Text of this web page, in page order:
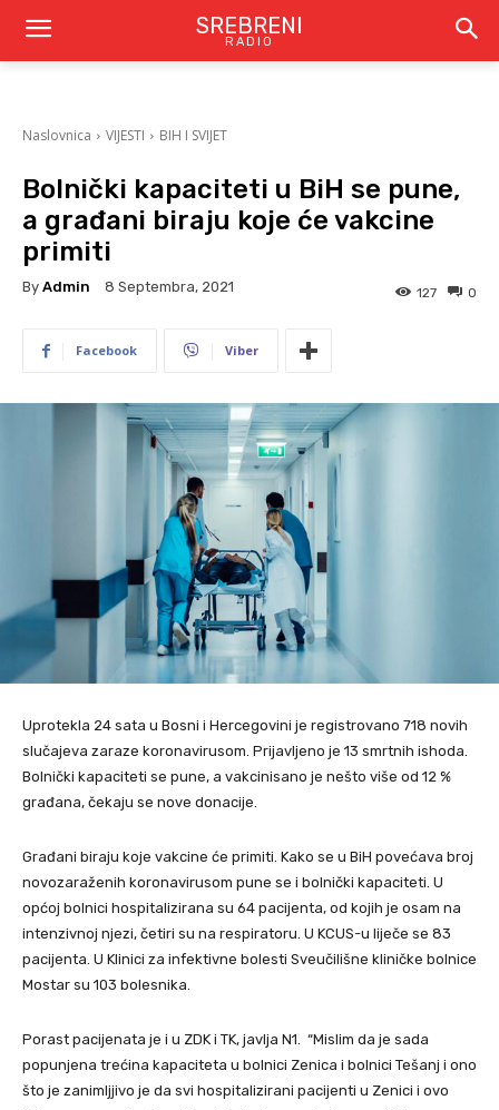
SREBRENI
RADIO
Naslovnica VIJESTI BIH I SVIJET
Bolnički kapaciteti u BiH se pune,
a građani biraju koje će vakcine
primiti
By Admin 8 Septembra, 2021 0
127
Facebook Viber
Uprotekla 24 sata u Bosni i Hercegovini je registrovano 718 novih
slučajeva zaraze koronavirusom. Prijavljeno je 13 smrtnih ishoda.
Bolnički kapaciteti se pune, a vakcinisano je nešto više od 12 %
građana, čekaju se nove donacije.
Građani biraju koje vakcine će primiti. Kako se u BiH povećava broj
novozaraženih koronavirusom pune se i bolnički kapaciteti. U
općoj bolnici hospitalizirana su 64 pacijenta, od kojih je osam na
intenzivnoj njezi, četiri su na respiratoru. U KCUS-u liječe se 83
pacijenta. U Klinici za infektivne bolesti Sveučilišne kliničke bolnice
Mostar su 103 bolesnika.
Porast pacijenata je i u ZDK i TK, javlja N1. “Mislim da je sada
popunjena trećina kapaciteta u bolnici Zenica i bolnici Tešanj i ono
što je zanimljjivo je da svi hospitalizirani pacijenti u Zenici i ovo